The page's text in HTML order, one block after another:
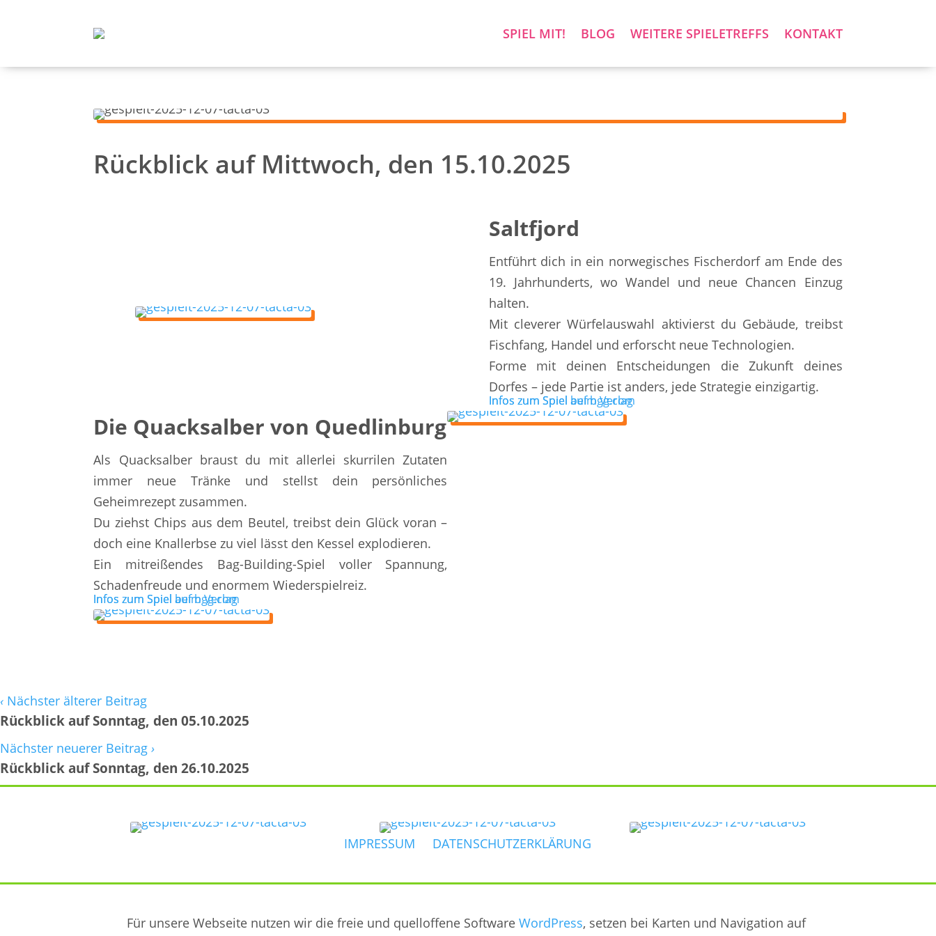
SPIEL MIT! BLOG WEITERE SPIELETREFFS KONTAKT
Rückblick auf Mittwoch, den 15.10.2025
Saltfjord
Entführt dich in ein norwegisches Fischerdorf am Ende des
19. Jahrhunderts, wo Wandel und neue Chancen Einzug
halten.
Mit cleverer Würfelauswahl aktivierst du Gebäude, treibst
Fischfang, Handel und erforscht neue Technologien.
Forme mit deinen Entscheidungen die Zukunft deines
Dorfes – jede Partie ist anders, jede Strategie einzigartig.
Infos zum Spiel auf bgg.com
Infos zum Spiel beim Verlag
Die Quacksalber von Quedlinburg
Als Quacksalber braust du mit allerlei skurrilen Zutaten
immer neue Tränke und stellst dein persönliches
Geheimrezept zusammen.
Du ziehst Chips aus dem Beutel, treibst dein Glück voran –
doch eine Knallerbse zu viel lässt den Kessel explodieren.
Ein mitreißendes Bag-Building-Spiel voller Spannung,
Schadenfreude und enormem Wiederspielreiz.
Infos zum Spiel auf bgg.com
Infos zum Spiel beim Verlag
‹ Nächster älterer Beitrag
Rückblick auf Sonntag, den 05.10.2025
Nächster neuerer Beitrag ›
Rückblick auf Sonntag, den 26.10.2025
IMPRESSUM DATENSCHUTZERKLÄRUNG
Für unsere Webseite nutzen wir die freie und quelloffene Software WordPress, setzen bei Karten und Navigation auf